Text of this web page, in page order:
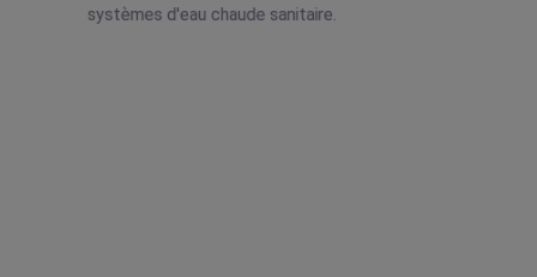
systèmes d'eau chaude sanitaire.